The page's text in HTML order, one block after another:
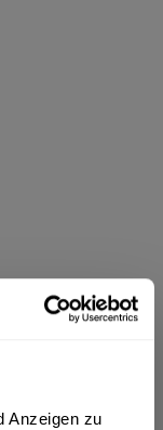
Anzeigen zu